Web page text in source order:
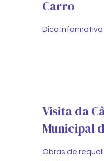
Carro
Dica Informativa
Visita da
Municipal
Obras de